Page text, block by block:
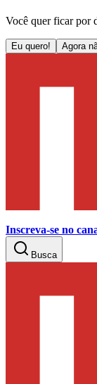
Você quer ficar por
Eu quero! Agora
Inscreva-se no
Busca